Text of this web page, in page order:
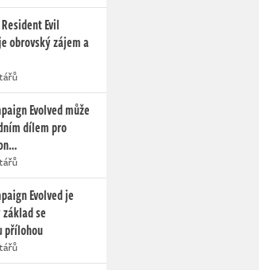
Evil
obrovský zájem a
Evolved může
dílem pro
Evolved je
se
přílohou